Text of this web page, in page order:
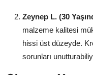
Zeynep L. (30
malzeme kalitesi
hissi üst düzeyde.
sorunları